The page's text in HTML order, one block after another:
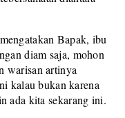
Bapak, ibu
diam saja, mohon
warisan artinya
kalau bukan karena
ada kita sekarang ini.